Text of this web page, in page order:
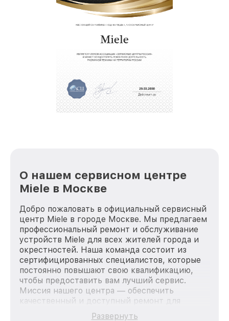
О нашем сервисном центре
Miele в Москве
Добро пожаловать в официальный сервисный
центр Miele в городе Москве. Мы предлагаем
профессиональный ремонт и обслуживание
устройств Miele для всех жителей города и
окрестностей. Наша команда состоит из
сертифицированных специалистов, которые
постоянно повышают свою квалификацию,
чтобы предоставить вам лучший сервис.
Миссия нашего центра — обеспечить
качественный и доступный ремонт для
каждого пользователя продукции Miele, вне
Развернуть